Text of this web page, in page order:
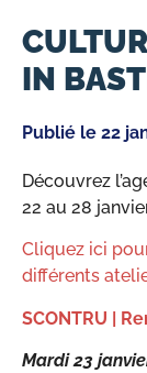
IN
Publié le 22
Découvrez
22 au 28
Cliquez ici
différents
SCONTRU |
Mardi 23